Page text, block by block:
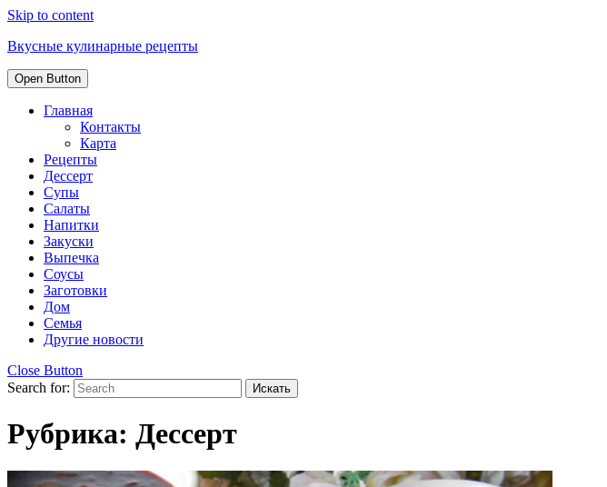
Skip to content
Вкусные кулинарные рецепты
Open Button
Главная
Контакты
Карта
Рецепты
Дессерт
Супы
Салаты
Напитки
Закуски
Выпечка
Соусы
Заготовки
Дом
Семья
Другие новости
Close Button
Search for:
Рубрика: Дессерт